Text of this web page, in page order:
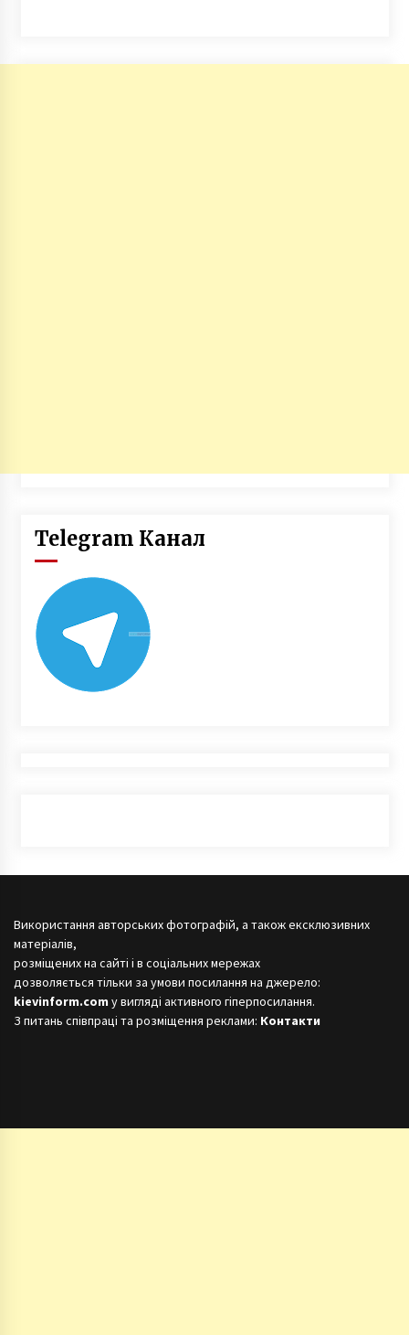
Telegram Канал
Використання авторських фотографій, а також ексклюзивних
матеріалів,
розміщених на сайті і в соціальних мережах
дозволяється тільки за умови посилання на джерело:
kievinform.com у вигляді активного гіперпосилання.
З питань співпраці та розміщення реклами: Контакти